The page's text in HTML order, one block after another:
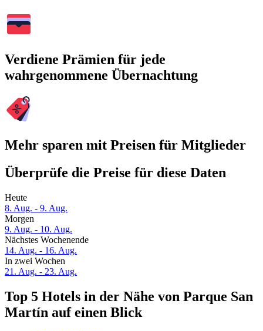
Verdiene Prämien für jede
wahrgenommene Übernachtung
Mehr sparen mit Preisen für Mitglieder
Überprüfe die Preise für diese Daten
Heute
8. Aug. - 9. Aug.
Morgen
9. Aug. - 10. Aug.
Nächstes Wochenende
14. Aug. - 16. Aug.
In zwei Wochen
21. Aug. - 23. Aug.
Top 5 Hotels in der Nähe von Parque San
Martín auf einen Blick